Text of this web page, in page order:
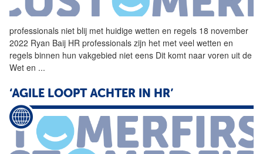
professionals niet blij met huidige wetten en regels 18 november
2022 Ryan Baij HR professionals zijn het met veel wetten en
regels binnen hun vakgebied niet eens Dit komt naar voren uit de
Wet en ...
‘AGILE LOOPT ACHTER IN HR’